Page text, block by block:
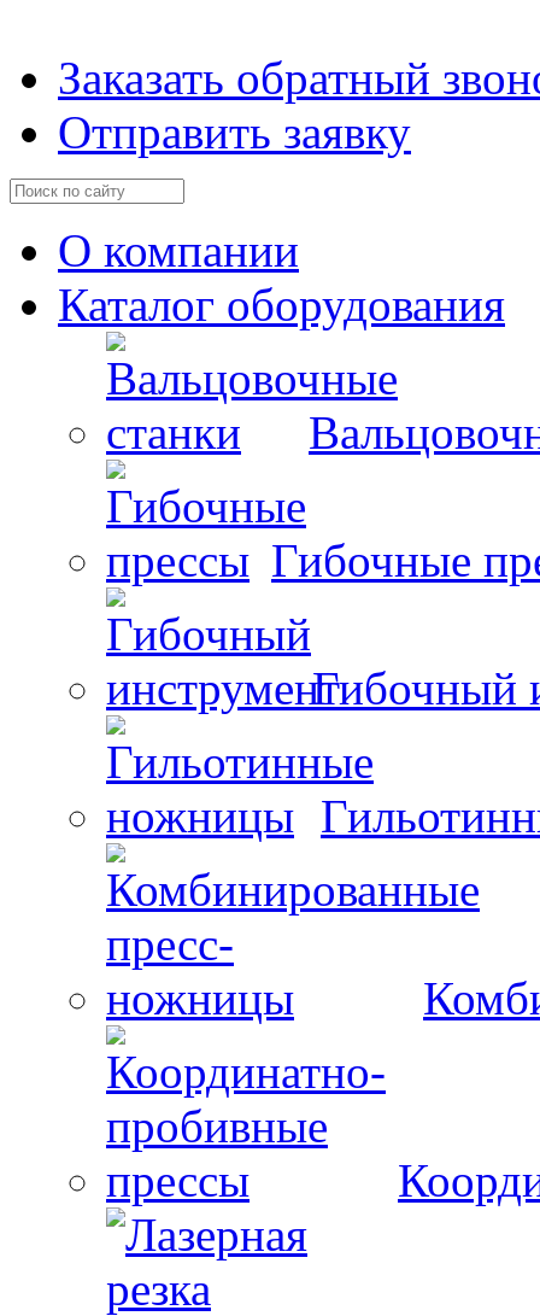
Заказать обратный
Отправить заявку
О компании
Каталог оборудования
Гибочные
Гибочный